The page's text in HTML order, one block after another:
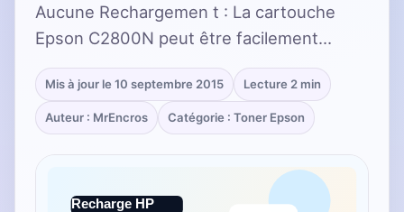
Aucune Rechargemen t : La cartouche
Epson C2800N peut être facilement…
Mis à jour le 10 septembre 2015 Lecture 2 min
Auteur : MrEncros Catégorie : Toner Epson